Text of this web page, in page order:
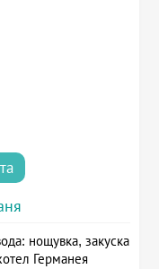
нощувка, закуска
Германея